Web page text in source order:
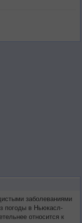
заболеваниями
погоды в Ньюкасл-
относится к